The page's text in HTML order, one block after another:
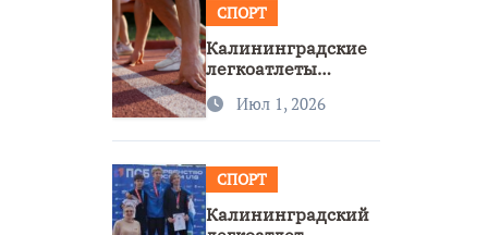
СПОРТ
Калининградские
легкоатлеты
бронзы на
Июл 1, 2026
СПОРТ
Калининградский